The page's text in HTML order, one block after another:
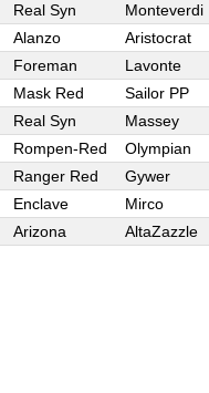
Real Syn Monteverdi
Alanzo Aristocrat
Foreman Lavonte
Mask Red Sailor PP
Real Syn Massey
Rompen-Red Olympian
Ranger Red Gywer
Enclave Mirco
Arizona AltaZazzle